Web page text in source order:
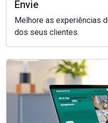
Envie
Melhore as experiências
dos seus clientes.